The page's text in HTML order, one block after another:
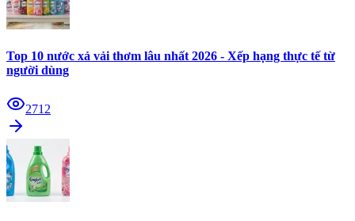
Top 10 nước xả vải thơm lâu nhất 2026 - Xếp hạng thực tế từ
người dùng
2712